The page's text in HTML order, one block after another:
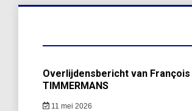
Overlijdensbericht van François
TIMMERMANS
11 mei 2026